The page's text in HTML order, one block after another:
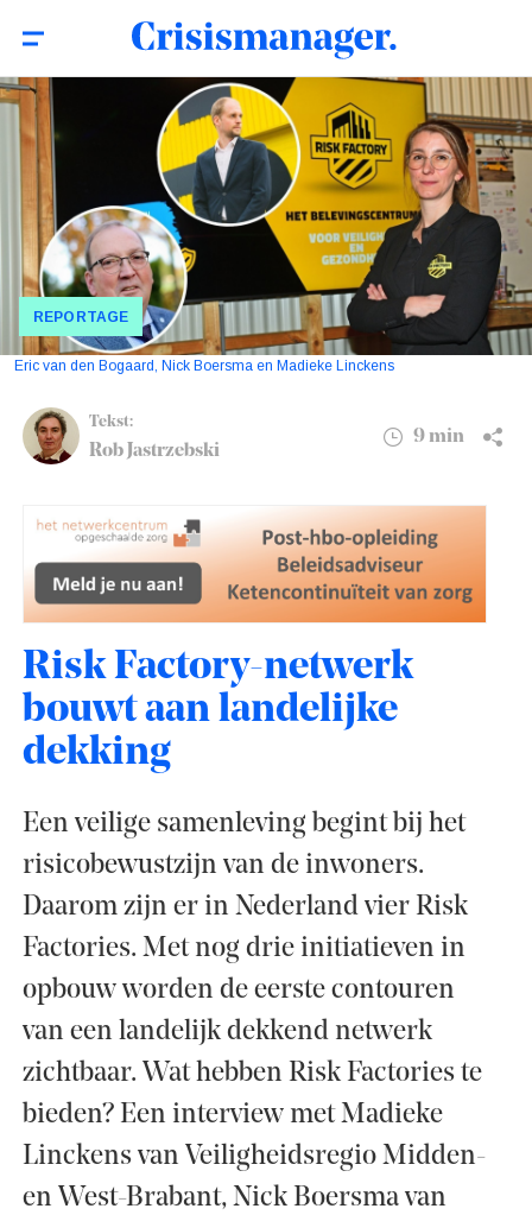
Risk Factory-netwerk bouwt aan
landelijke dekking
REPORTAGE
Eric van den Bogaard, Nick Boersma en Madieke Linckens
Tekst:
Rob Jastrzebski
9 min
Risk Factory-netwerk
bouwt aan landelijke
dekking
Een veilige samenleving begint bij het
risicobewustzijn van de inwoners.
Daarom zijn er in Nederland vier Risk
Factories. Met nog drie initiatieven in
opbouw worden de eerste contouren
van een landelijk dekkend netwerk
zichtbaar. Wat hebben Risk Factories te
bieden? Een interview met Madieke
Linckens van Veiligheidsregio Midden-
en West-Brabant, Nick Boersma van